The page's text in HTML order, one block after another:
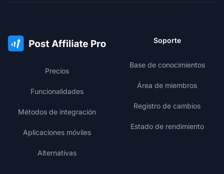
Precios
Funcionalidades
Métodos de integración
Aplicaciones móviles
Alternativas
Soporte
Base de conocimientos
Área de miembros
Registro de cambios
Estado de rendimiento